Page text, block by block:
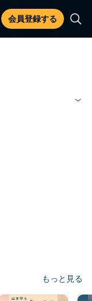
会員登録する
もっと見る